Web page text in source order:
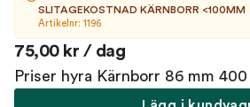
SLITAGEKOSTNAD KÄRNBORR <100MM
Artikelnr: 1196
75,00 kr / dag
Priser hyra Kärnborr 86 mm 400